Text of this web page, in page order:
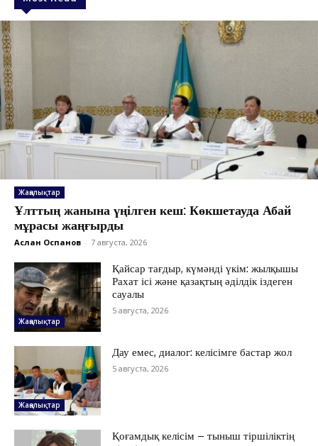
ЖАҢАЛЫҚТАР
Жаңалықтар
Ұлттың жанына үңілген кеш: Көкшетауда Абай
мұрасы жаңғырды
Аслан Оспанов - 7 августа, 2026
Жаңалықтар
Қайсар тағдыр, күмәнді үкім: жылқышы
Рахат ісі және қазақтың әділдік іздеген
сауалы
5 августа, 2026
Жаңалықтар
Дау емес, диалог: келісімге бастар жол
5 августа, 2026
Қоғамдық келісім – тыныш тіршіліктің